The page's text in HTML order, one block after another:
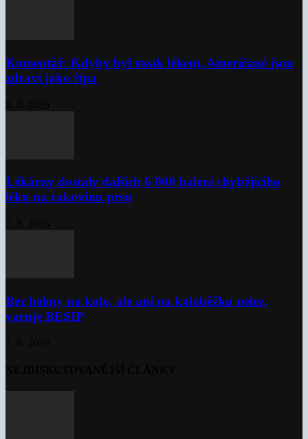
Komentář: Kdyby byl steak lékem, Američané jsou
zdraví jako řípa
Lékárny dostaly dalších 6 000 balení chybějícího
léku na rakovinu prsu
Bez helmy na kolo, ale ani na koloběžku nelez,
varuje BESIP